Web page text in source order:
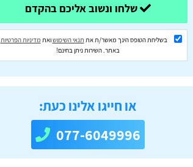
שלחו ונשוב אליכם בהקדם
בשליחת הטופס הינך מאשר/ת את תנאי השימושואת מדיניות הפרטיות
באתר. השירות ניתן בחינם!
או חייגו אלינו כעת:
077-6049996